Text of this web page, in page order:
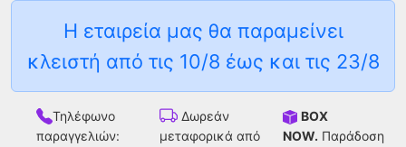
Η εταιρεία μας θα παραμείνει
κλειστή από τις 10/8 έως και τις 23/8
Τηλέφωνο
παραγγελιών:
Δωρεάν
μεταφορικά από
BOX
NOW. Παράδοση